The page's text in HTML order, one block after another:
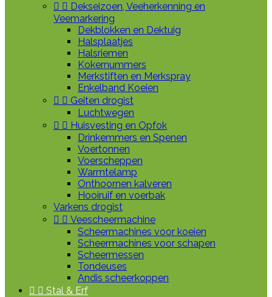
  Dekseizoen, Veeherkenning en
Veemarkering
Dekblokken en Dektuig
Halsplaatjes
Halsriemen
Kokernummers
Merkstiften en Merkspray
Enkelband Koeien
  Geiten drogist
Luchtwegen
  Huisvesting en Opfok
Drinkemmers en Spenen
Voertonnen
Voerscheppen
Warmtelamp
Onthoornen kalveren
Hooiruif en voerbak
Varkens drogist
  Veescheermachine
Scheermachines voor koeien
Scheermachines voor schapen
Scheermessen
Tondeuses
Andis scheerkoppen
  Stal & Erf